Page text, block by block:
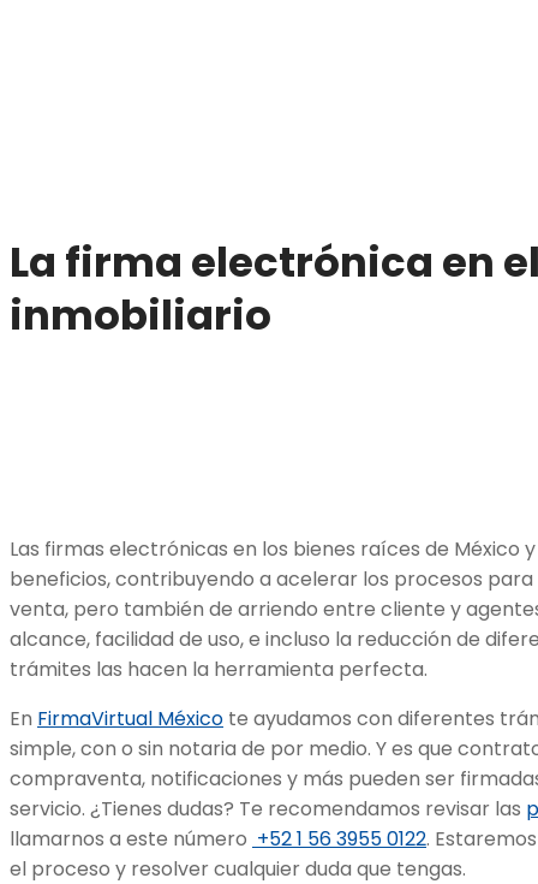
La firma electrónica en
inmobiliario
Las firmas electrónicas en los bienes raíces de México
beneficios, contribuyendo a acelerar los procesos
venta, pero también de arriendo entre cliente y
alcance, facilidad de uso, e incluso la reducción de
trámites las hacen la herramienta perfecta.
En FirmaVirtual México te ayudamos con diferentes
simple, con o sin notaria de por medio. Y es que
compraventa, notificaciones y más pueden ser
servicio. ¿Tienes dudas? Te recomendamos revisar las
llamarnos a este número +52 1 56 3955 0122.
el proceso y resolver cualquier duda que tengas.